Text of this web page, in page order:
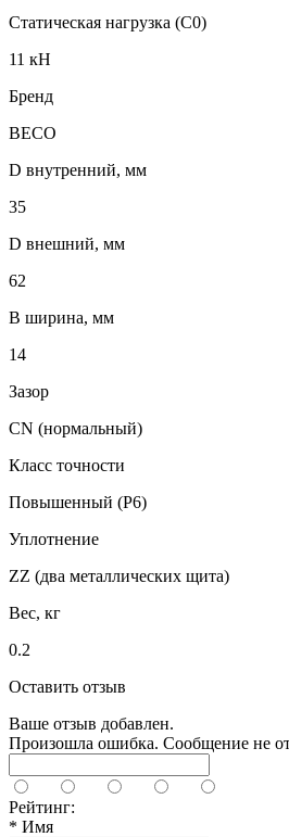
Статическая нагрузка (C0)
11 кН
Бренд
BECO
D внутренний, мм
35
D внешний, мм
62
B ширина, мм
14
Зазор
CN (нормальный)
Класс точности
Повышенный (P6)
Уплотнение
ZZ (два металлических щита)
Вес, кг
0.2
Оставить отзыв
Ваше отзыв добавлен.
Произошла ошибка. Сообщение не
Рейтинг:
* Имя